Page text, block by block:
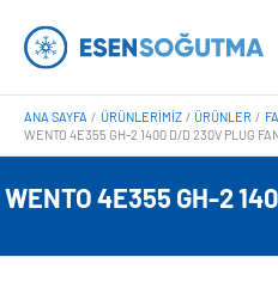
atla
ANA SAYFA ÜRÜNLERIMIZ ÜRÜNLER
WENTO 4E355 GH-2 1400 D/D 230V PLUG
WENTO 4E355 GH-2